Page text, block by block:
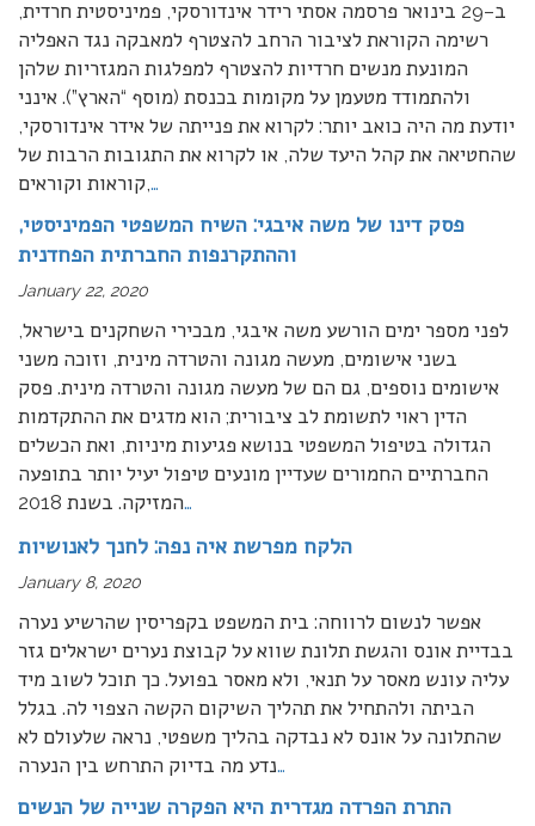
ב–29 בינואר פרסמה אסתי רידר אינדורסקי, פמיניסטית חרדית,
רשימה הקוראת לציבור הרחב להצטרף למאבקה נגד האפליה
המונעת מנשים חרדיות להצטרף למפלגות המגזריות שלהן
ולהתמודד מטעמן על מקומות בכנסת (מוסף “הארץ”). אינני
יודעת מה היה כואב יותר: לקרוא את פנייתה של אידר אינדורסקי,
שהחטיאה את קהל היעד שלה, או לקרוא את התגובות הרבות של
קוראות וקוראים,…
פסק דינו של משה איבגי: השיח המשפטי הפמיניסטי,
וההתקרנפות החברתית הפחדנית
January 22, 2020
לפני מספר ימים הורשע משה איבגי, מבכירי השחקנים בישראל,
בשני אישומים, מעשה מגונה והטרדה מינית, וזוכה משני
אישומים נוספים, גם הם של מעשה מגונה והטרדה מינית. פסק
הדין ראוי לתשומת לב ציבורית; הוא מדגים את ההתקדמות
הגדולה בטיפול המשפטי בנושא פגיעות מיניות, ואת הכשלים
החברתיים החמורים שעדיין מונעים טיפול יעיל יותר בתופעה
המזיקה. בשנת 2018…
הלקח מפרשת איה נפה: לחנך לאנושיות
January 8, 2020
אפשר לנשום לרווחה: בית המשפט בקפריסין שהרשיע נערה
בבדיית אונס והגשת תלונת שווא על קבוצת נערים ישראלים גזר
עליה עונש מאסר על תנאי, ולא מאסר בפועל. כך תוכל לשוב מיד
הביתה ולהתחיל את תהליך השיקום הקשה הצפוי לה. בגלל
שהתלונה על אונס לא נבדקה בהליך משפטי, נראה שלעולם לא
נדע מה בדיוק התרחש בין הנערה…
התרת הפרדה מגדרית היא הפקרה שנייה של הנשים